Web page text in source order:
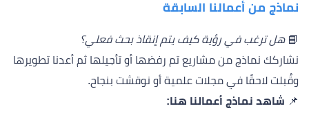
نماذج من أعمالنا السابقة
📘هل ترغب في رؤية كيف يتم إنقاذ بحث فعلي؟
نشاركك نماذج من مشاريع تم رفضها أو تأجيلها ثم أعدنا تطويرها
وقُبلت لاحقًا في مجلات علمية أو نوقشت بنجاح.
📌 شاهد نماذج أعمالنا هنا: